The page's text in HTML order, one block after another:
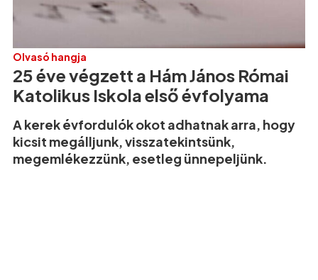
Olvasó hangja
25 éve végzett a Hám János Római
Katolikus Iskola első évfolyama
A kerek évfordulók okot adhatnak arra, hogy
kicsit megálljunk, visszatekintsünk,
megemlékezzünk, esetleg ünnepeljünk.